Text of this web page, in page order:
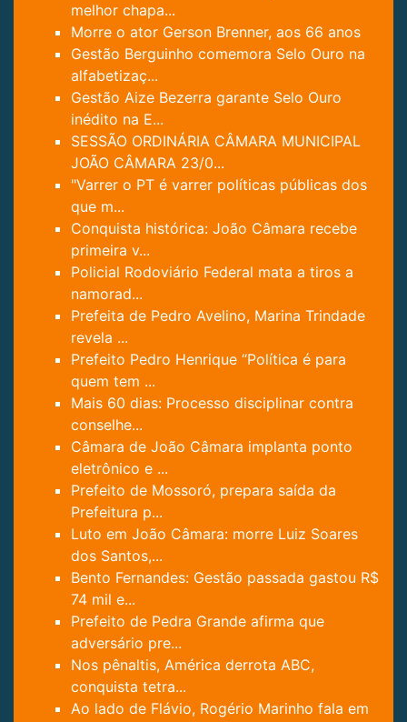
melhor chapa...
Morre o ator Gerson Brenner, aos 66 anos
Gestão Berguinho comemora Selo Ouro na
alfabetizaç...
Gestão Aize Bezerra garante Selo Ouro
inédito na E...
SESSÃO ORDINÁRIA CÂMARA MUNICIPAL
JOÃO CÂMARA 23/0...
"Varrer o PT é varrer políticas públicas dos
que m...
Conquista histórica: João Câmara recebe
primeira v...
Policial Rodoviário Federal mata a tiros a
namorad...
Prefeita de Pedro Avelino, Marina Trindade
revela ...
Prefeito Pedro Henrique “Política é para
quem tem ...
Mais 60 dias: Processo disciplinar contra
conselhe...
Câmara de João Câmara implanta ponto
eletrônico e ...
Prefeito de Mossoró, prepara saída da
Prefeitura p...
Luto em João Câmara: morre Luiz Soares
dos Santos,...
Bento Fernandes: Gestão passada gastou R$
74 mil e...
Prefeito de Pedra Grande afirma que
adversário pre...
Nos pênaltis, América derrota ABC,
conquista tetra...
Ao lado de Flávio, Rogério Marinho fala em